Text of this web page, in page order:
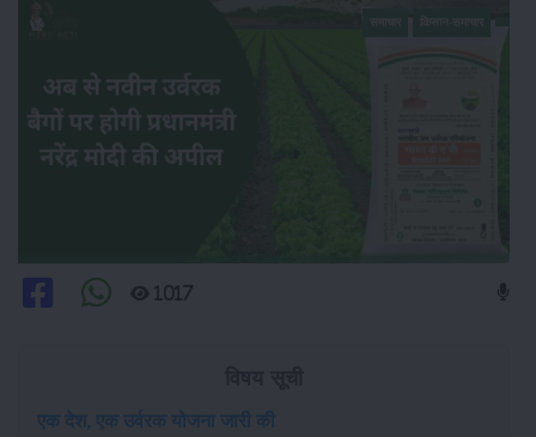
1017
एक देश, एक उर्वरक योजना जारी की